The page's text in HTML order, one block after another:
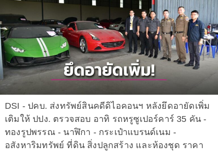
DSI - ปคบ. ส่งทรัพย์สินคดีดิไอคอนฯ หลังยึดอายัดเพิ่ม
เติมให้ ปปง. ตรวจสอบ อาทิ รถหรูซูเปอร์คาร์ 35 คัน -
ทองรูปพรรณ - นาฬิกา - กระเป๋าแบรนด์เนม -
อสังหาริมทรัพย์ ที่ดิน สิ่งปลูกสร้าง และห้องชุด ราคา